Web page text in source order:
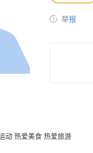
举报
动 热爱美食 热爱旅游